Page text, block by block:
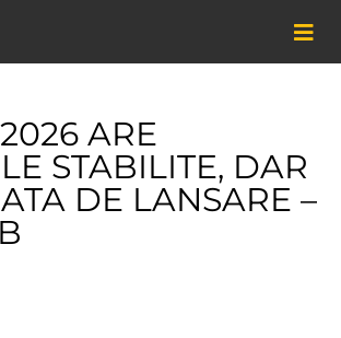
ARE
STABILITE, DAR
DE LANSARE –